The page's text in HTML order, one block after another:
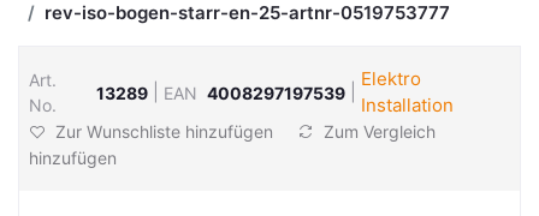
rev-iso-bogen-starr-en-25-artnr-0519753777
Art.
No.
13289 EAN 4008297197539
Elektro
Installation
Zur Wunschliste hinzufügen
Zum Vergleich
hinzufügen